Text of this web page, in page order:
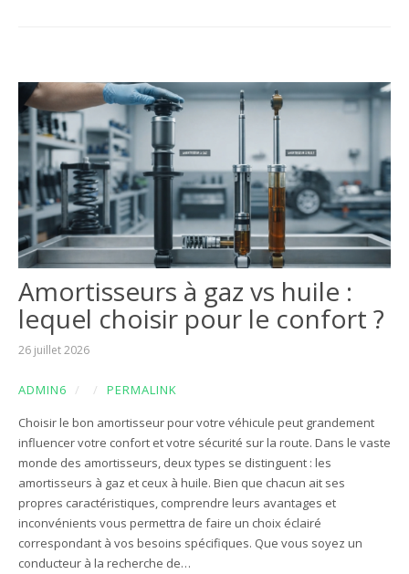
Amortisseurs à gaz vs huile :
lequel choisir pour le confort ?
26 juillet 2026
ADMIN6 / /
PERMALINK
Choisir le bon amortisseur pour votre véhicule peut grandement
influencer votre confort et votre sécurité sur la route. Dans le vaste
monde des amortisseurs, deux types se distinguent : les
amortisseurs à gaz et ceux à huile. Bien que chacun ait ses
propres caractéristiques, comprendre leurs avantages et
inconvénients vous permettra de faire un choix éclairé
correspondant à vos besoins spécifiques. Que vous soyez un
conducteur à la recherche de…